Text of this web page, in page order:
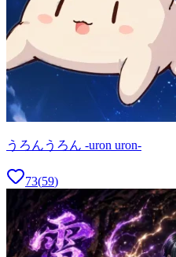
うろんうろん -uron uron-
73(59)